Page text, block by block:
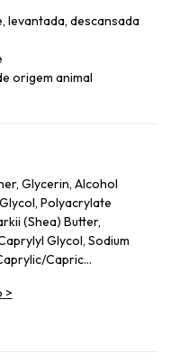
levantada, descansada
origem animal
Glycerin, Alcohol
Polyacrylate
(Shea) Butter,
Glycol, Sodium
Capric
Pinnatifida
>